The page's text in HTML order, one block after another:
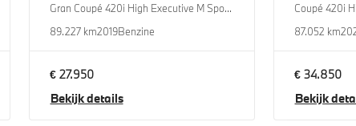
Gran Coupé 420i High Executive M Sport Automaat
89.227 km2019Benzine
€ 27.950
Bekijk details
Coupé 420i
87.052 km
€ 34.850
Bekijk